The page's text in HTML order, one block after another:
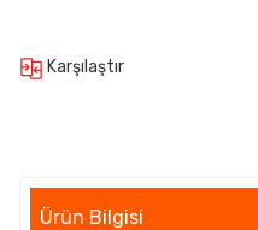
Karşılaştır
Ürün Bilgisi